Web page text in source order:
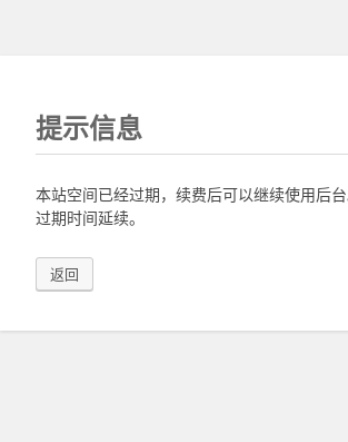
提示信息
本站空间已经过期，续费后可以继续使用后
过期时间延续。
返回